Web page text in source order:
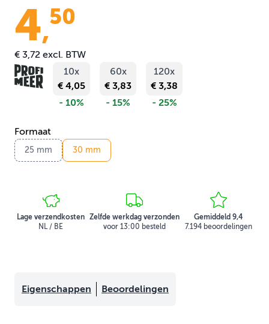
4,50
€ 3,72 excl. BTW
10x
€ 4,05
- 10%
60x
€ 3,83
- 15%
120x
€ 3,38
- 25%
Formaat
25 mm 30 mm
Lage verzendkosten
NL / BE
Zelfde werkdag verzonden
voor 13:00 besteld
Gemiddeld 9,4
7.194 beoordelingen
Eigenschappen Beoordelingen